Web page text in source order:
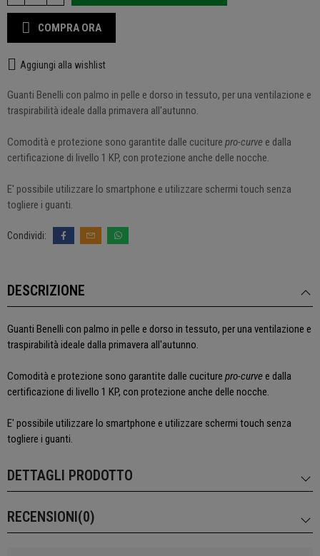
COMPRA ORA
Aggiungi alla wishlist
Guanti Benelli con palmo in pelle e dorso in tessuto, per una ventilazione e
traspirabilità ideale dalla primavera all'autunno.
Comodità e protezione sono garantite dalle cuciture pro-curve e dalla
certificazione di livello 1 KP, con protezione anche delle nocche.
E' possibile utilizzare lo smartphone e utilizzare schermi touch senza
togliere i guanti.
DESCRIZIONE
Guanti Benelli con palmo in pelle e dorso in tessuto, per una ventilazione e
traspirabilità ideale dalla primavera all'autunno.
Comodità e protezione sono garantite dalle cuciture pro-curvee dalla
certificazione di livello 1 KP, con protezione anche delle nocche.
E' possibile utilizzare lo smartphone e utilizzare schermi touch senza
togliere i guanti.
DETTAGLI PRODOTTO
RECENSIONI(0)